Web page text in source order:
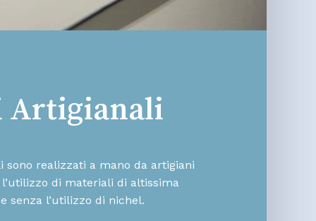
Artigianali
sono realizzati a mano da artigiani
di materiali di altissima
senza l’utilizzo di nichel.